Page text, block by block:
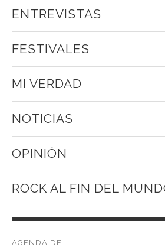
ENTREVISTAS
FESTIVALES
MI VERDAD
NOTICIAS
OPINIÓN
ROCK AL FIN DEL